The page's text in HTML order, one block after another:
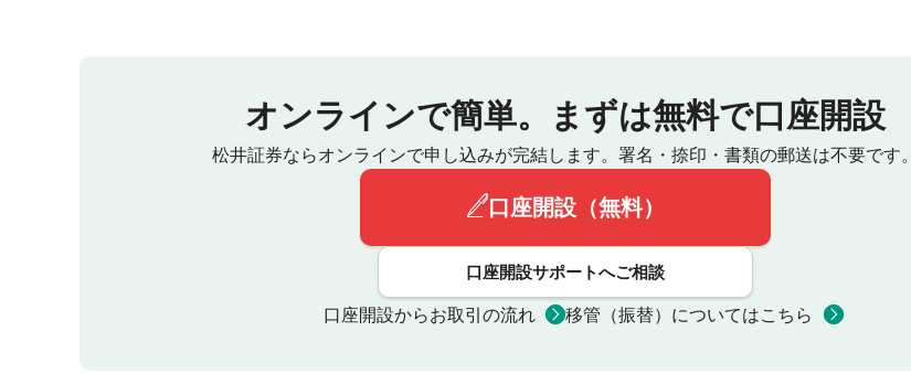
オンラインで簡単。 まずは無料で口座開設
松井証券ならオンラインで申し込みが完結します。 署名・捺印・書類の郵送は不要です。
口座開設（無料）
口座開設サポートへご相談
口座開設からお取引の流れ 移管（振替）についてはこちら